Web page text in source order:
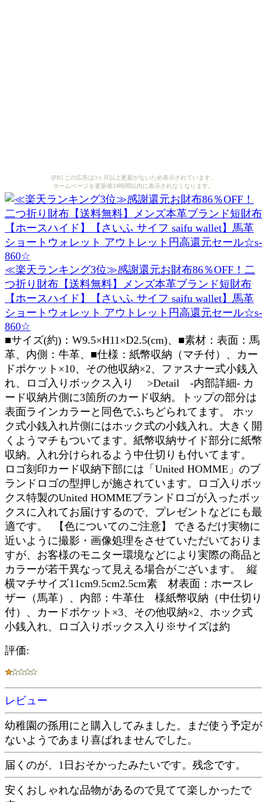
[PR] この広告は3ヶ月以上更新がないため表示されています。
ホームページを更新後24時間以内に表示されなくなります。
≪楽天ランキング3位≫感謝還元お財布86％OFF！二
つ折り財布【送料無料】メンズ本革ブランド短財布
【ホースハイド】【さいふ サイフ saifu wallet】馬革
ショートウォレット アウトレット円高還元セール☆s-
860☆
■サイズ(約)：W9.5×H11×D2.5(cm)、■素材：表面：馬
革、内側：牛革、■仕様：紙幣収納（マチ付）、カー
ドポケット×10、その他収納×2、ファスナー式小銭入
れ、ロゴ入りボックス入り >Detail -内部詳細- カ
ード収納片側に3箇所のカード収納。トップの部分は
表面ラインカラーと同色でふちどられてます。 ホッ
ク式小銭入れ片側にはホック式の小銭入れ。大きく開
くようマチもついてます。紙幣収納サイド部分に紙幣
収納。入れ分けられるよう中仕切りも付いてます。
ロゴ刻印カード収納下部には「United HOMME」のブ
ランドロゴの型押しが施されています。ロゴ入りボッ
クス特製のUnited HOMMEブランドロゴが入ったボッ
クスに入れてお届けするので、プレゼントなどにも最
適です。 【色についてのご注意】 できるだけ実物に
近いように撮影・画像処理をさせていただいておりま
すが、お客様のモニター環境などにより実際の商品と
カラーが若干異なって見える場合がございます。 縦
横マチサイズ11cm9.5cm2.5cm素 材表面：ホースレ
ザー（馬革）、内部：牛革仕 様紙幣収納（中仕切り
付）、カードポケット×3、その他収納×2、ホック式
小銭入れ、ロゴ入りボックス入り※サイズは約
評価:
レビュー
幼稚園の孫用にと購入してみました。まだ使う予定が
ないようであまり喜ばれませんでした。
届くのが、1日おそかったみたいです。残念です。
安くおしゃれな品物があるので見てて楽しかったで